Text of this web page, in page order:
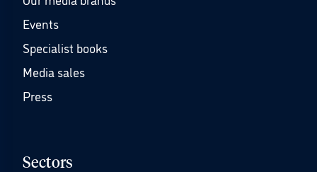
Events
Specialist books
Media sales
Press
Sectors